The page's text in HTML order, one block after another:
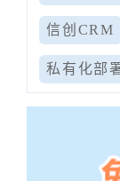
信创CRM
私有化部